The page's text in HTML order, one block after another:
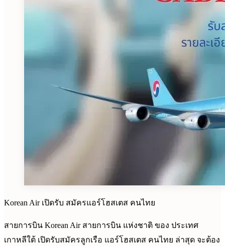
Korean Air เปิดรับ สมัครแอร์โฮสเตส คนไทย
สายการบิน Korean Air สายการบิน แห่งชาติ ของ ประเทศ
เกาหลีใต้ เปิดรับสมัครลูกเรือ แอร์โฮสเตส คนไทย ล่าสุด จะต้อง